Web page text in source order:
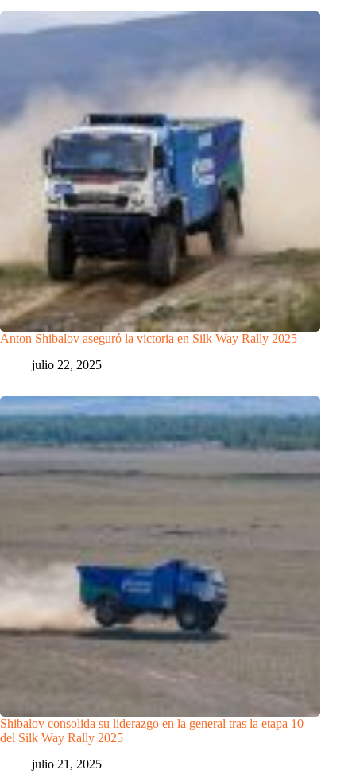
Anton Shibalov aseguró la victoria en Silk Way Rally 2025
julio 22, 2025
Shibalov consolida su liderazgo en la general tras la etapa 10
del Silk Way Rally 2025
julio 21, 2025